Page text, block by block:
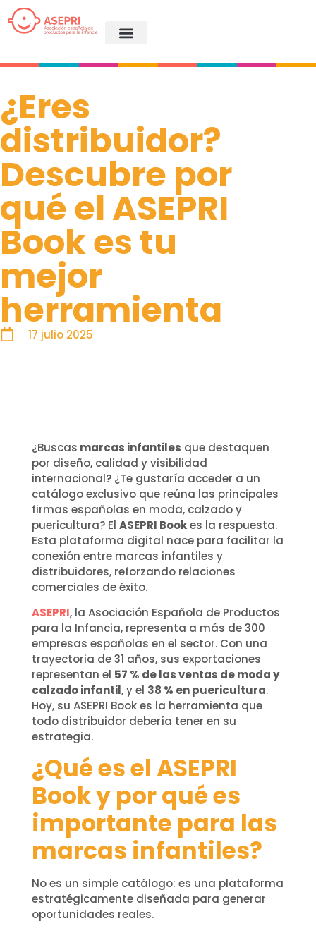
¿Eres
distribuidor?
Descubre por
qué el ASEPRI
Book es tu
mejor
herramienta
17 julio 2025
¿Buscas marcas infantiles que destaquen
por diseño, calidad y visibilidad
internacional? ¿Te gustaría acceder a un
catálogo exclusivo que reúna las principales
firmas españolas en moda, calzado y
puericultura? El ASEPRI Bookes la respuesta.
Esta plataforma digital nace para facilitar la
conexión entre marcas infantiles y
distribuidores, reforzando relaciones
comerciales de éxito.
ASEPRI, la Asociación Española de Productos
para la Infancia, representa a más de 300
empresas españolas en el sector. Con una
trayectoria de 31 años, sus exportaciones
representan el 57 % de las ventas de moda y
calzado infantil, y el 38 % en puericultura.
Hoy, su ASEPRI Book es la herramienta que
todo distribuidor debería tener en su
estrategia.
¿Qué es el ASEPRI
Book y por qué es
importante para las
marcas infantiles?
No es un simple catálogo: es una plataforma
estratégicamente diseñada para generar
oportunidades reales.